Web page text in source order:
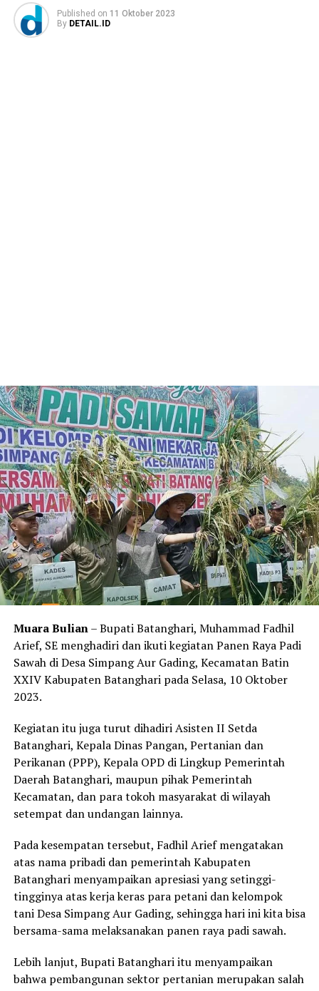
Published on 11 Oktober 2023
By DETAIL.ID
Muara Bulian– Bupati Batanghari, Muhammad Fadhil
Arief, SE menghadiri dan ikuti kegiatan Panen Raya Padi
Sawah di Desa Simpang Aur Gading, Kecamatan Batin
XXIV Kabupaten Batanghari pada Selasa, 10 Oktober
2023.
Kegiatan itu juga turut dihadiri Asisten II Setda
Batanghari, Kepala Dinas Pangan, Pertanian dan
Perikanan (PPP), Kepala OPD di Lingkup Pemerintah
Daerah Batanghari, maupun pihak Pemerintah
Kecamatan, dan para tokoh masyarakat di wilayah
setempat dan undangan lainnya.
Pada kesempatan tersebut, Fadhil Arief mengatakan
atas nama pribadi dan pemerintah Kabupaten
Batanghari menyampaikan apresiasi yang setinggi-
tingginya atas kerja keras para petani dan kelompok
tani Desa Simpang Aur Gading, sehingga hari ini kita bisa
bersama-sama melaksanakan panen raya padi sawah.
Lebih lanjut, Bupati Batanghari itu menyampaikan
bahwa pembangunan sektor pertanian merupakan salah